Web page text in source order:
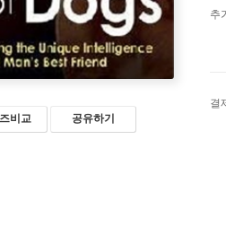
비교 공유하기
추
결